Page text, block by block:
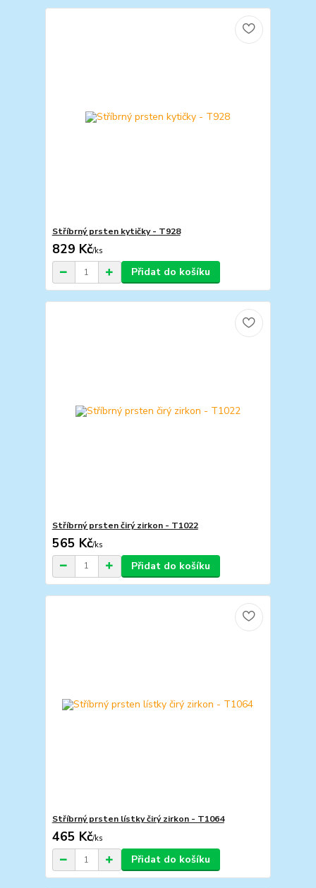
Stříbrný prsten kytičky - T928
829 Kč/ks
Přidat do košíku
Stříbrný prsten čirý zirkon - T1022
565 Kč/ks
Přidat do košíku
Stříbrný prsten lístky čirý zirkon - T1064
465 Kč/ks
Přidat do košíku